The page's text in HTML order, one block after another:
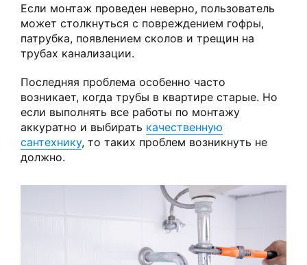
Если монтаж проведен неверно, пользователь
может столкнуться с повреждением гофры,
патрубка, появлением сколов и трещин на
трубах канализации.
Последняя проблема особенно часто
возникает, когда трубы в квартире старые. Но
если выполнять все работы по монтажу
аккуратно и выбирать качественную
сантехнику, то таких проблем возникнуть не
должно.